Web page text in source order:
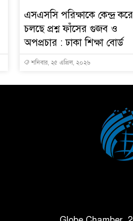
এসএসসি পরিক্ষাকে কেন্দ্র করে
চলছে প্রশ্ন ফাঁসের গুজব ও
অপপ্রচার : ঢাকা শিক্ষা বোর্ড
শনিবার, ২৫ এপ্রিল, ২০২৬